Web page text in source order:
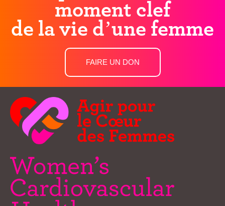
moment clef
de la vie d’une femme
FAIRE UN DON